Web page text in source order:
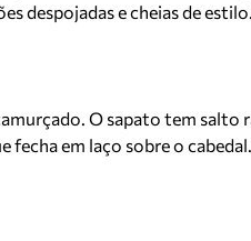
despojadas e cheias de estilo.
O sapato tem salto
em laço sobre o